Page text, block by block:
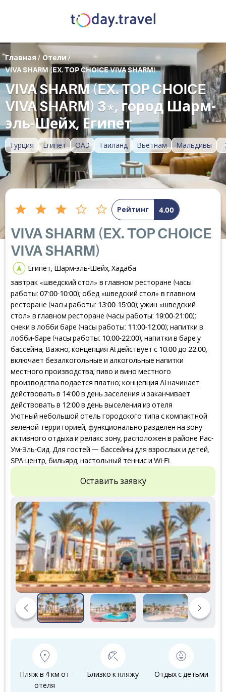
Турция Египет ОАЭ Таиланд Вьетнам Мальдивы
Главная / Отели/
VIVA SHARM (EX. TOP CHOICE VIVA SHARM)
VIVA SHARM (EX. TOP CHOICE
VIVA SHARM) 3*, город Шарм-
эль-Шейх, Египет
Рейтинг 4.00
VIVA SHARM (EX. TOP CHOICE
VIVA SHARM)
Египет, Шарм-эль-Шейх, Хадаба
завтрак «шведский стол» в главном ресторане (часы
работы: 07:00-10:00); обед «шведский стол» в главном
ресторане (часы работы: 13:00-15:00); ужин «шведский
стол» в главном ресторане (часы работы: 19:00-21:00);
снеки в лобби баре (часы работы: 11:00-12:00); напитки в
лобби-баре (часы работы: 10:00-22:00); напитки в баре у
бассейна; Важно; концепция Al действует с 10:00 до 22:00,
включает безалкогольные и алкогольные напитки
местного производства; пиво и вино местного
производства подается платно; концепция Al начинает
действовать в 14:00 в день заселения и заканчивает
действовать в 12:00 в день выселения из отеля
Уютный небольшой отель городского типа с компактной
зеленой территорией, функционально разделен на зону
активного отдыха и релакс зону, расположен в районе Рас-
Ум-Эль-Сид. Для гостей — бассейны для взрослых и детей,
SPA-центр, бильярд, настольный теннис и Wi-Fi.
Оставить заявку
Пляж в 4 км от
отеля
Близко к пляжу Отдых с детьми